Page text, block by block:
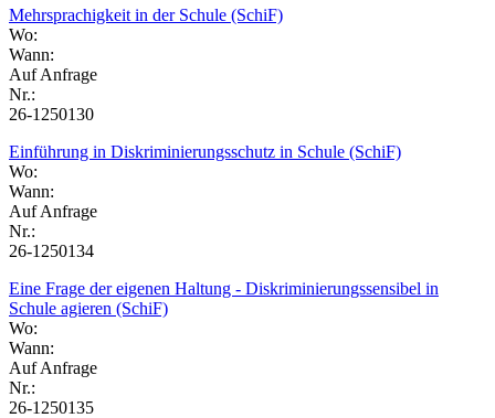
Mehrsprachigkeit in der Schule (SchiF)
Wo:
Wann:
Auf Anfrage
Nr.:
26-1250130
Einführung in Diskriminierungsschutz in Schule (SchiF)
Wo:
Wann:
Auf Anfrage
Nr.:
26-1250134
Eine Frage der eigenen Haltung - Diskriminierungssensibel in
Schule agieren (SchiF)
Wo:
Wann:
Auf Anfrage
Nr.:
26-1250135